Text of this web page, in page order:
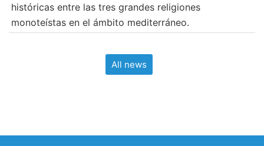
históricas entre las tres grandes religiones
monoteístas en el ámbito mediterráneo.
All news